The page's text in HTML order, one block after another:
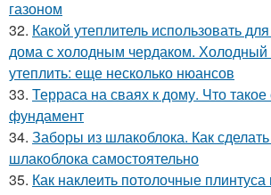
газоном
32. Какой утеплитель использовать
дома с холодным чердаком. Холодный
утеплить: еще несколько нюансов
33. Терраса на сваях к дому. Что
фундамент
34. Заборы из шлакоблока. Как
шлакоблока самостоятельно
35. Как наклеить потолочные плинтуса